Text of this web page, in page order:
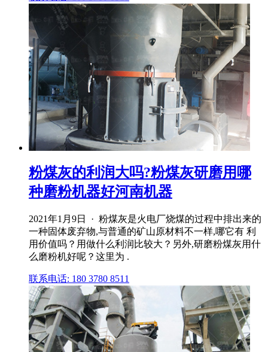
粉煤灰的利润大吗?粉煤灰研磨用哪
种磨粉机器好河南机器
2021年1月9日 · 粉煤灰是火电厂烧煤的过程中排出来的
一种固体废弃物,与普通的矿山原材料不一样,哪它有 利
用价值吗？用做什么利润比较大？另外,研磨粉煤灰用什
么磨粉机好呢？这里为 .
联系电话: 180 3780 8511